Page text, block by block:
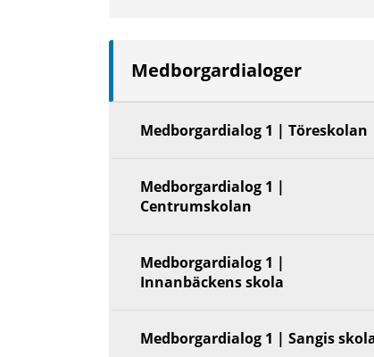
Medborgardialoger
Medborgardialog 1 | Töreskolan
Medborgardialog 1 |
Centrumskolan
Medborgardialog 1 |
Innanbäckens skola
Medborgardialog 1 | Sangis